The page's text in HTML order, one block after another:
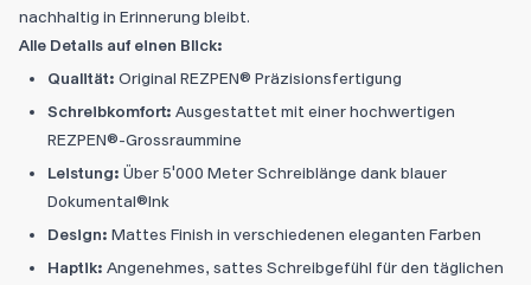
nachhaltig in Erinnerung bleibt.
Alle Details auf einen Blick:
Qualität: Original REZPEN® Präzisionsfertigung
Schreibkomfort: Ausgestattet mit einer hochwertigen
REZPEN®-Grossraummine
Leistung: Über 5'000 Meter Schreiblänge dank blauer
Dokumental®Ink
Design: Mattes Finish in verschiedenen eleganten Farben
Haptik: Angenehmes, sattes Schreibgefühl für den täglichen